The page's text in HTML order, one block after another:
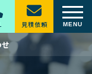
見積依頼